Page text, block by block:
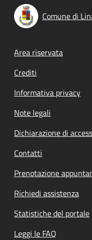
Comune di
Footer menu
Area riservata
Crediti
Informativa privacy
Note legali
Dichiarazione di
Contatti
Prenotazione
Richiedi assistenza
Statistiche del portale
Leggi le FAQ